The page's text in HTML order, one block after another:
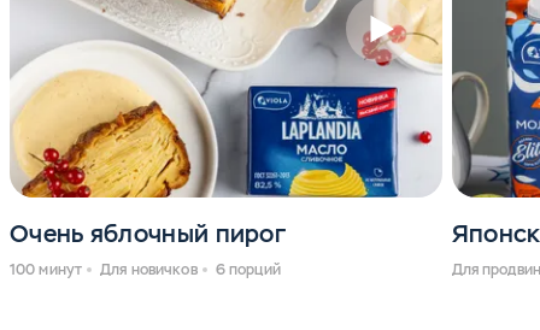
Очень яблочный пирог
100 минут Для новичков 6 порций Для